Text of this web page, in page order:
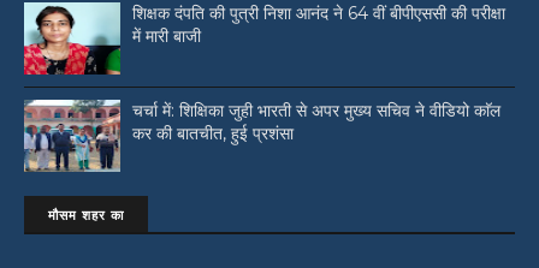
शिक्षक दंपति की पुत्री निशा आनंद ने 64 वीं बीपीएससी की परीक्षा
में मारी बाजी
चर्चा में: शिक्षिका जुही भारती से अपर मुख्य सचिव ने वीडियो काॅल
कर की बातचीत, हुई प्रशंसा
मौसम शहर का